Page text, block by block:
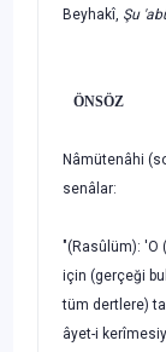
Beyhakî, Şu
ÖNSÖZ
Nâmütenâhi
"(Rasûlüm): 'O
için (gerçeği
tüm dertlere)
âyet-i